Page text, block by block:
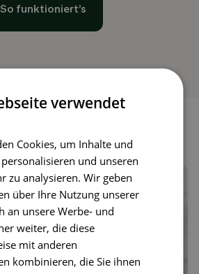
So funktioniert’s
verwendet
Cookies, um Inhalte und
und unseren
zu analysieren. Wir geben
über Ihre Nutzung unserer
an unsere Werbe- und
weiter, die diese
mit anderen
kombinieren, die Sie ihnen